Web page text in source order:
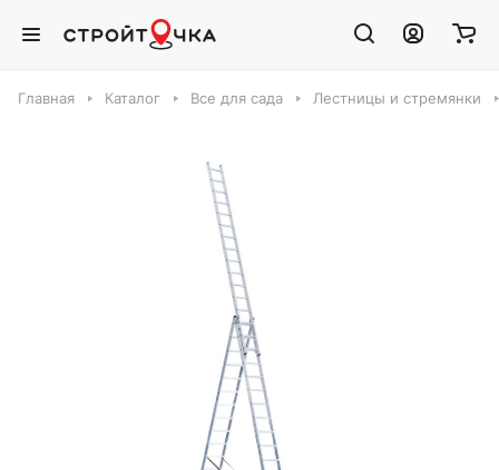
Главная Каталог Все для сада Лестницы и стремянки